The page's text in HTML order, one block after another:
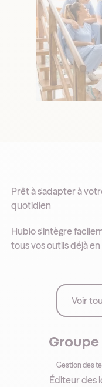
Prêt à s'adapter à
quotidien
Hublo s'intègre
tous vos outils déjà
Voir
Gestion des
Éditeur des